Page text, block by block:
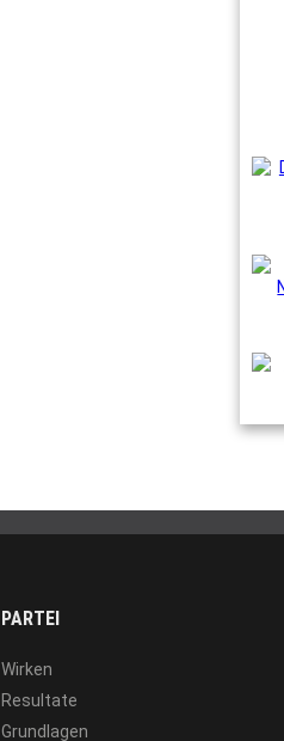
PARTEI
Wirken
Resultate
Grundlagen